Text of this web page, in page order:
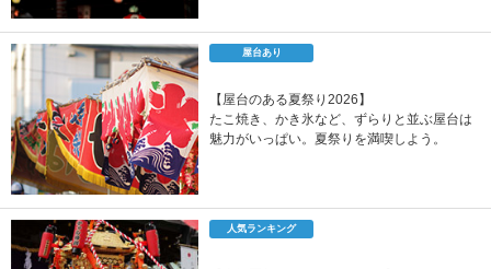
屋台あり
【屋台のある夏祭り2026】
たこ焼き、かき氷など、ずらりと並ぶ屋台は
魅力がいっぱい。夏祭りを満喫しよう。
人気ランキング